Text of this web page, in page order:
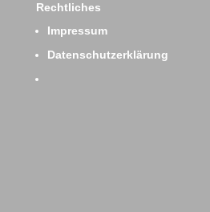
Rechtliches
Impressum
Datenschutzerklärung